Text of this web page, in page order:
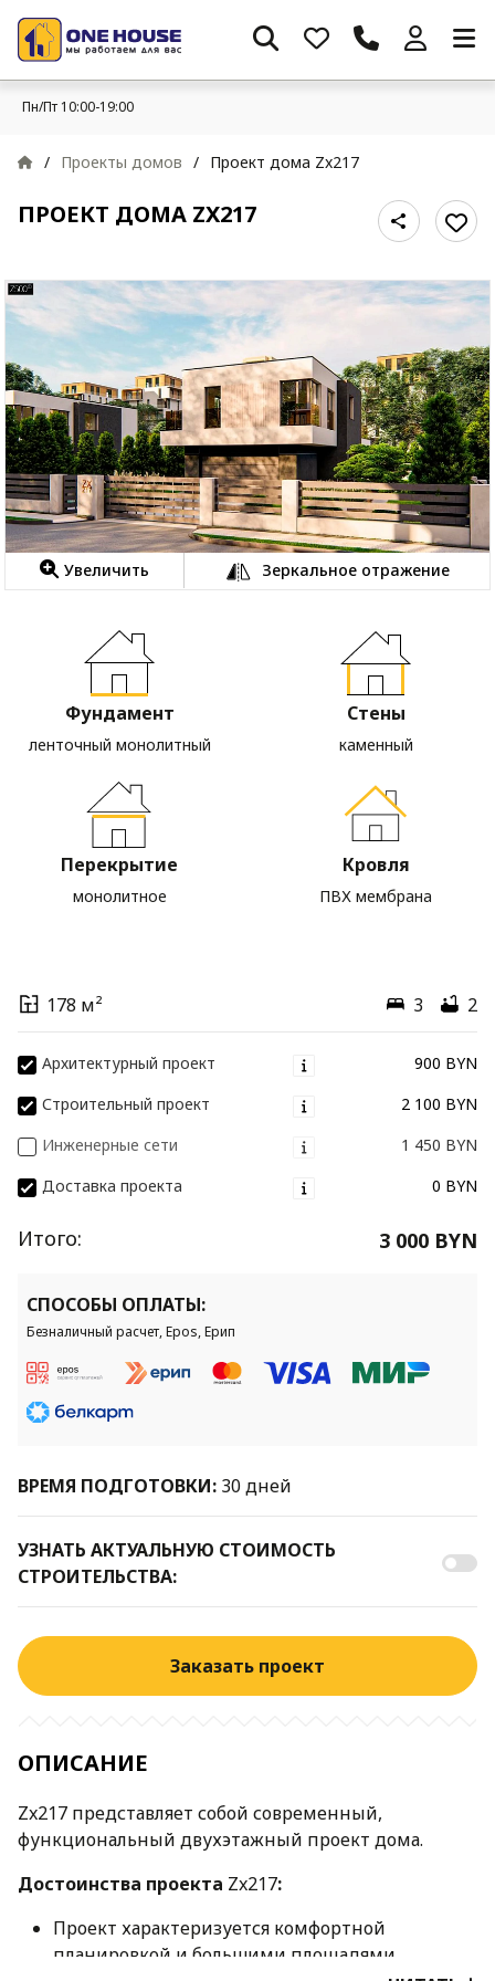
Пн/Пт 10:00-19:00
/ Проекты домов / Проект дома Zx217
ПРОЕКТ ДОМА ZX217
Увеличить Зеркальное отражение
Фундамент
ленточный монолитный
Стены
каменный
Перекрытие
монолитное
Кровля
ПВХ мембрана
178 м² 3 2
Архитектурный проект
900 BYN
Строительный проект
2 100 BYN
Инженерные сети
1 450 BYN
Доставка проекта
0 BYN
Итого: 3 000 BYN
СПОСОБЫ ОПЛАТЫ:
Безналичный расчет, Epos, Ерип
ВРЕМЯ ПОДГОТОВКИ: 30 дней
УЗНАТЬ АКТУАЛЬНУЮ СТОИМОСТЬ
СТРОИТЕЛЬСТВА:
Заказать проект
ОПИСАНИЕ
Zx217 представляет собой современный,
функциональный двухэтажный проект дома.
Достоинства проекта Zx217:
Проект характеризуется комфортной
планировкой и большими площадями